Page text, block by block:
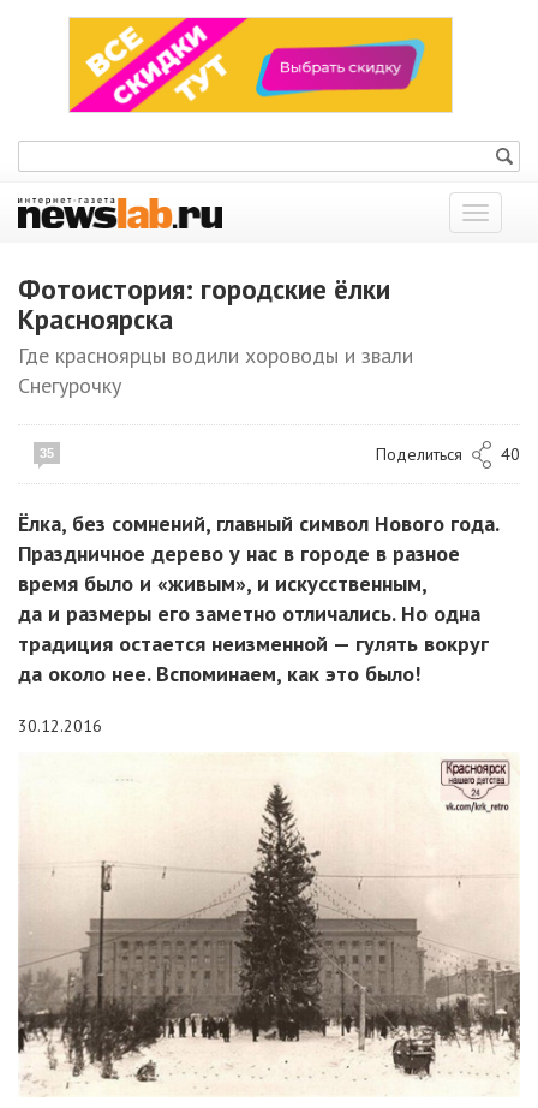
Показать
меню
Фотоистория: городские ёлки
Красноярска
Где красноярцы водили хороводы и звали
Снегурочку
35 Поделиться 40
Ёлка, без сомнений, главный символ Нового года.
Праздничное дерево у нас в городе в разное
время было и «живым», и искусственным,
да и размеры его заметно отличались. Но одна
традиция остается неизменной — гулять вокруг
да около нее. Вспоминаем, как это было!
30.12.2016